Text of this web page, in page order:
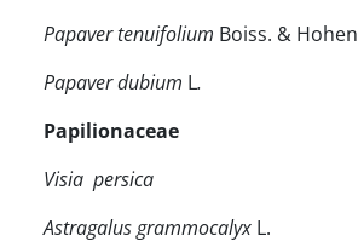
Papaver tenuifolium Boiss. & Hohen
Papaver dubium L.
Papilionaceae
Visia persica
Astragalus grammocalyx L.